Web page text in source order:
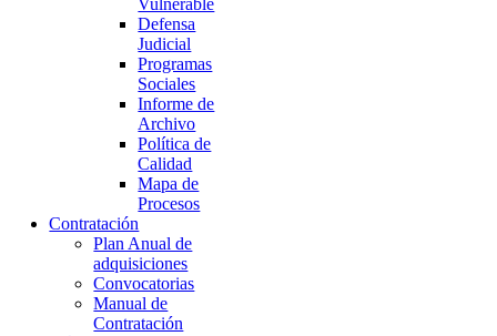
Vulnerable
Defensa
Judicial
Programas
Sociales
Informe de
Archivo
Política de
Calidad
Mapa de
Procesos
Contratación
Plan Anual de
adquisiciones
Convocatorias
Manual de
Contratación